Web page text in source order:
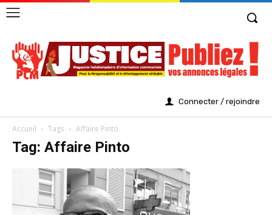
Connecter / rejoindre
Accueil Tags Affaire Pinto
Tag: Affaire Pinto